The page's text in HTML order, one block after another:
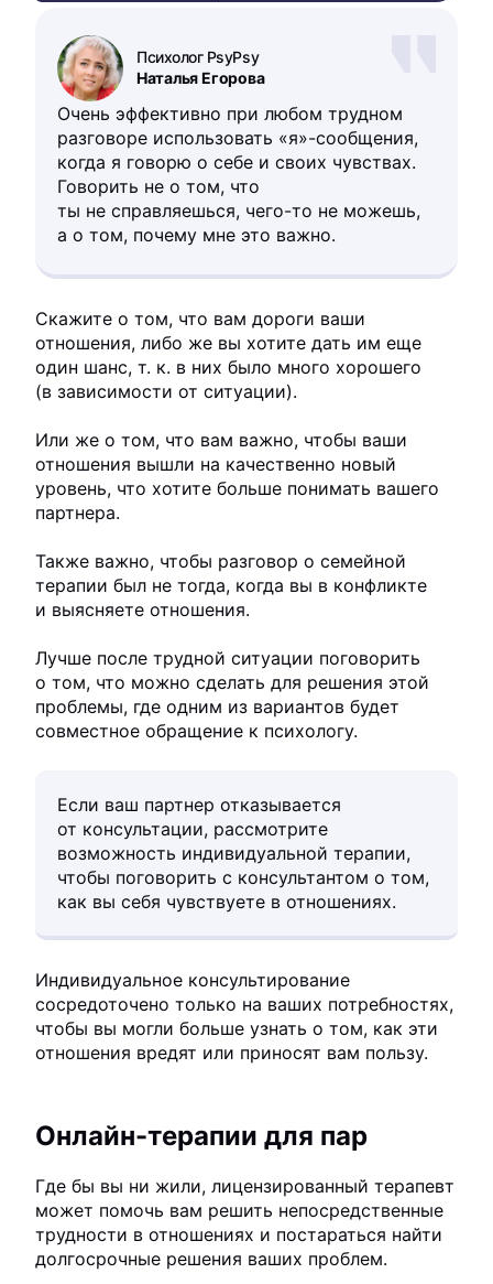
Наталья Егорова
Психолог PsyPsy
Очень эффективно при любом трудном
разговоре использовать «я»-сообщения,
когда я говорю о себе и своих чувствах.
Говорить не о том, что
ты не справляешься, чего-то не можешь,
а о том, почему мне это важно.
Скажите о том, что вам дороги ваши
отношения, либо же вы хотите дать им еще
один шанс, т. к. в них было много хорошего
(в зависимости от ситуации).
Или же о том, что вам важно, чтобы ваши
отношения вышли на качественно новый
уровень, что хотите больше понимать вашего
партнера.
Также важно, чтобы разговор о семейной
терапии был не тогда, когда вы в конфликте
и выясняете отношения.
Лучше после трудной ситуации поговорить
о том, что можно сделать для решения этой
проблемы, где одним из вариантов будет
совместное обращение к психологу.
Если ваш партнер отказывается
от консультации, рассмотрите
возможность индивидуальной терапии,
чтобы поговорить с консультантом о том,
как вы себя чувствуете в отношениях.
Индивидуальное консультирование
сосредоточено только на ваших потребностях,
чтобы вы могли больше узнать о том, как эти
отношения вредят или приносят вам пользу.
Онлайн-терапии для пар
Где бы вы ни жили, лицензированный терапевт
может помочь вам решить непосредственные
трудности в отношениях и постараться найти
долгосрочные решения ваших проблем.